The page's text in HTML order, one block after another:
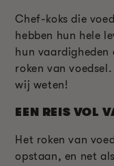
Chef-koks die
hebben hun hele
hun vaardigheden
roken van
wij weten!
EEN REIS VOL
Het roken van
opstaan, en net